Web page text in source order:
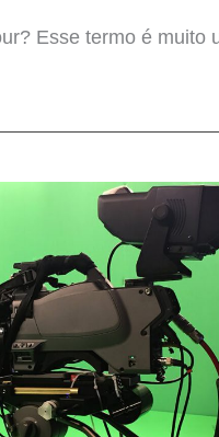
Esse termo é muito